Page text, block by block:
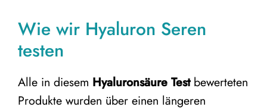
Wie wir Hyaluron Seren
testen
Alle in diesem Hyaluronsäure Testbewerteten
Produkte wurden über einen längeren